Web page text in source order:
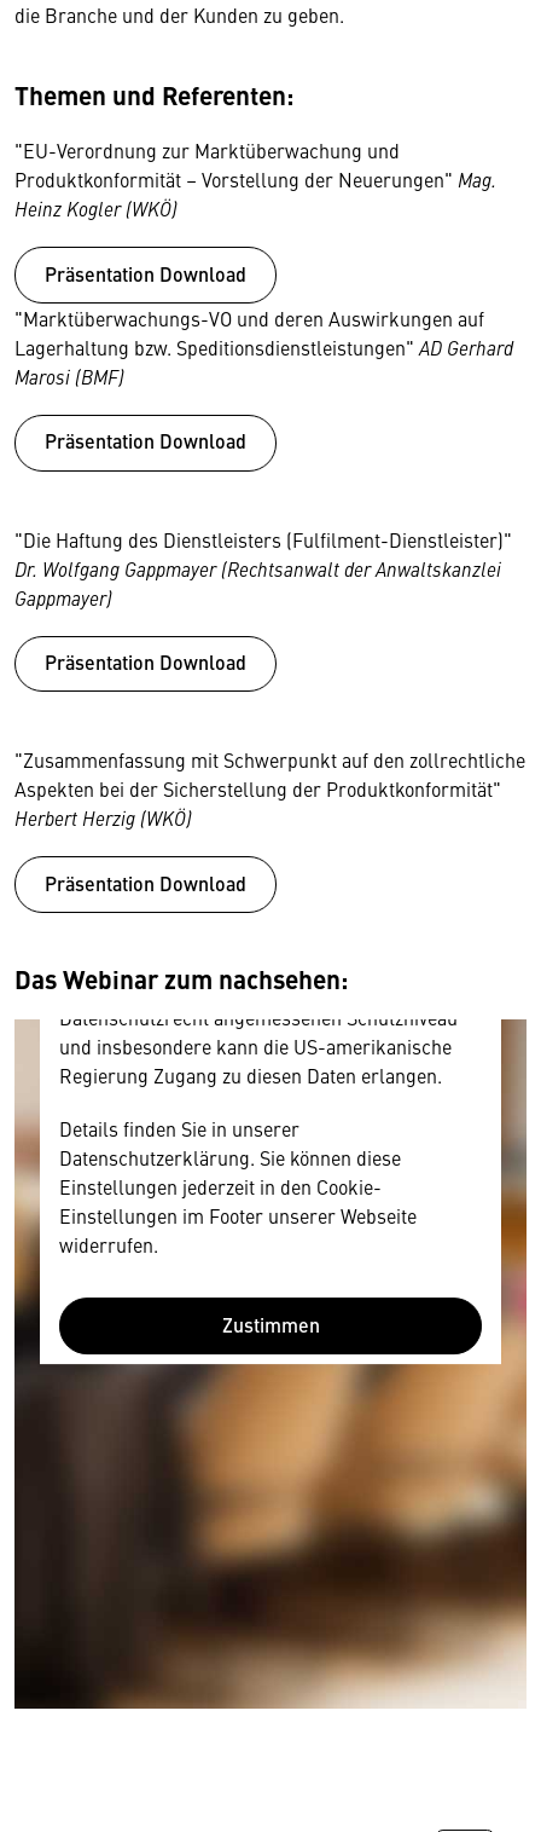
die Branche und der Kunden zu geben.
Themen und Referenten:
"EU-Verordnung zur Marktüberwachung und
Produktkonformität – Vorstellung der Neuerungen" Mag.
Heinz Kogler (WKÖ)
Präsentation Download
"Marktüberwachungs-VO und deren Auswirkungen auf
Lagerhaltung bzw. Speditionsdienstleistungen" AD Gerhard
Marosi (BMF)
Präsentation Download
"Die Haftung des Dienstleisters (Fulfilment-Dienstleister)"
Dr. Wolfgang Gappmayer (Rechtsanwalt der Anwaltskanzlei
Gappmayer)
Präsentation Download
"Zusammenfassung mit Schwerpunkt auf den zollrechtliche
Aspekten bei der Sicherstellung der Produktkonformität"
Herbert Herzig (WKÖ)
Präsentation Download
Das Webinar zum nachsehen:
Wir benötigen Ihre Zustimmung
Hier würden wir Ihnen gerne einen externen
Ihre Zustimmung, da Ihr Browser
personenbezogene technische Daten zu Geräten
Diese Daten unterliegen keinem dem EU-
Datenschutzrecht angemessenen Schutzniveau
und insbesondere kann die US-amerikanische
Regierung Zugang zu diesen Daten erlangen.
Details finden Sie in unserer
Datenschutzerklärung. Sie können diese
Einstellungen jederzeit in den Cookie-
Einstellungen im Footer unserer Webseite
widerrufen.
Zustimmen